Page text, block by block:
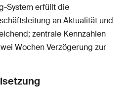
System erfüllt die
an Aktualität und
zentrale Kennzahlen
Wochen Verzögerung zur